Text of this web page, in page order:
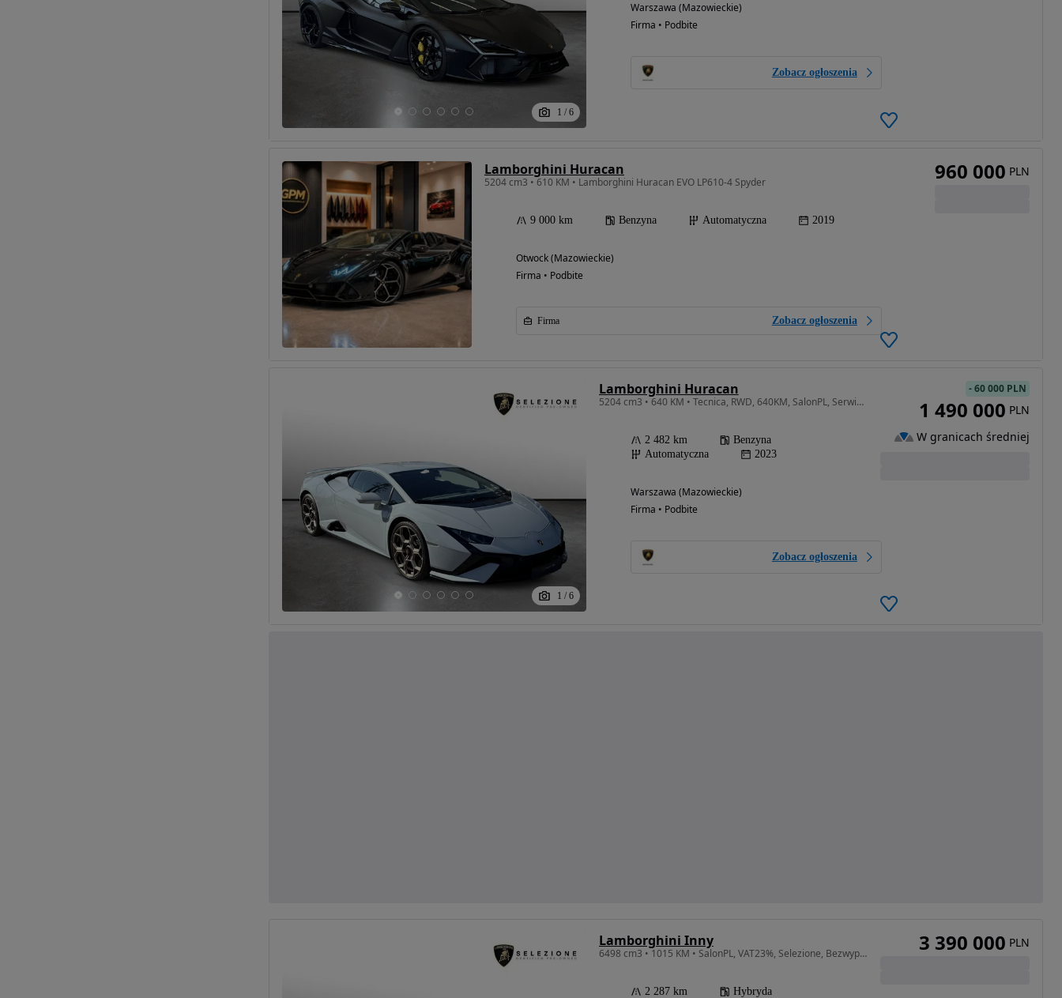
1 / 6
Warszawa (Mazowieckie)
Firma • Podbite
Zobacz ogłoszenia
Lamborghini Huracan
5204 cm3 • 610 KM • Lamborghini Huracan EVO LP610-4 Spyder
9 000 km Benzyna Automatyczna 2019
Otwock (Mazowieckie)
Firma • Podbite
Firma Zobacz ogłoszenia
960 000 PLN
1 / 6
Lamborghini Huracan
5204 cm3 • 640 KM • Tecnica, RWD, 640KM, SalonPL, Serwis ASO, VAT23%, Selezione
2 482 km
Benzyna
Automatyczna
2023
Warszawa (Mazowieckie)
Firma • Podbite
Zobacz ogłoszenia
-60 000 PLN
1 490 000 PLN
W granicach średniej
Lamborghini Inny
6498 cm3 • 1015 KM • SalonPL, VAT23%, Selezione, Bezwypadkowy
2 287 km
Hybryda
3 390 000 PLN